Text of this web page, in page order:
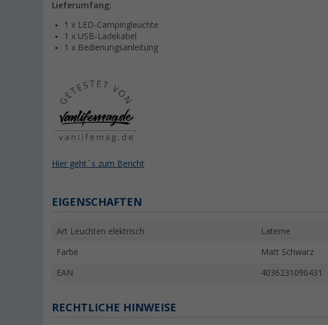
Lieferumfang:
1 x LED-Campingleuchte
1 x USB-Ladekabel
1 x Bedienungsanleitung
Hier geht´s zum Bericht
EIGENSCHAFTEN
Art Leuchten elektrisch Laterne
Farbe Matt Schwarz
EAN 4036231090431
RECHTLICHE HINWEISE